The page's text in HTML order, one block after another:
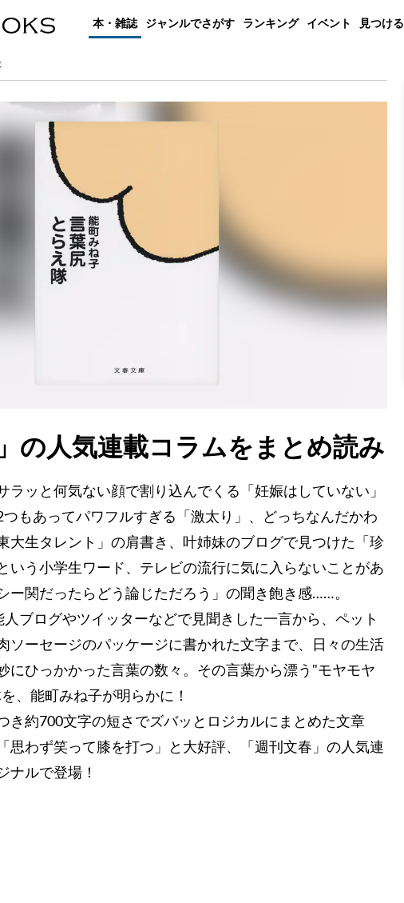
本・雑誌 ジャンルでさがす ランキング イベント 見つける
の人気連載コラムをまとめ読み
ラッと何気ない顔で割り込んでくる「妊娠はしていない」
もあってパワフルすぎる「激太り」、どっちなんだかわ
大生タレント」の肩書き、叶姉妹のブログで見つけた「珍
いう小学生ワード、テレビの流行に気に入らないことがあ
ー関だったらどう論じただろう」の聞き飽き感……。
ブログやツイッターなどで見聞きした一言から、ペット
ソーセージのパッケージに書かれた文字まで、日々の生活
にひっかかった言葉の数々。その言葉から漂う"モヤモヤ
、能町みね子が明らかに！
き約700文字の短さでズバッとロジカルにまとめた文章
思わず笑って膝を打つ」と大好評、「週刊文春」の人気連
ナルで登場！